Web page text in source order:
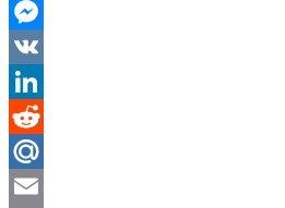
WhatsApp
Messenger
VK
LinkedIn
Reddit
Mail.Ru